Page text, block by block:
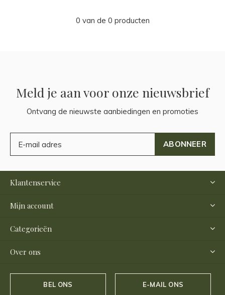
0 van de 0 producten
Meld je aan voor onze nieuwsbrief
Ontvang de nieuwste aanbiedingen en promoties
ABONNEER
Klantenservice
Mijn account
Categorieën
Over ons
BEL ONS E-MAIL ONS